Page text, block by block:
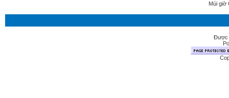
Múi giờ
Được